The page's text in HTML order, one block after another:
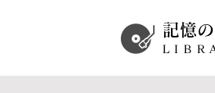
記憶